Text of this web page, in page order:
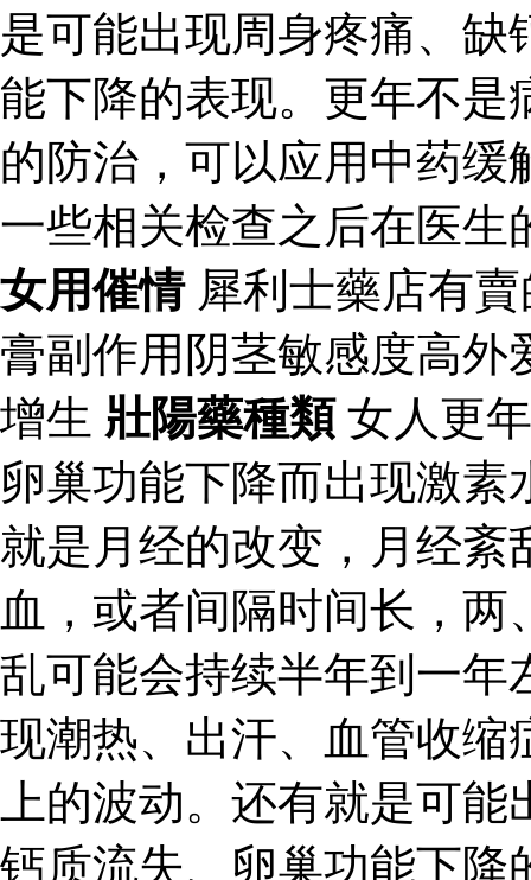
是可能出现周身疼痛、
能下降的表现。更年不是
的防治，可以应用中药
一些相关检查之后在医生
女用催情犀利士藥店有賣
膏副作用阴茎敏感度高外
增生 壯陽藥種類女人更
卵巢功能下降而出现激
就是月经的改变，月经紊
血，或者间隔时间长，
乱可能会持续半年到一年
现潮热、出汗、血管收缩
上的波动。还有就是可
钙质流失、卵巢功能下降